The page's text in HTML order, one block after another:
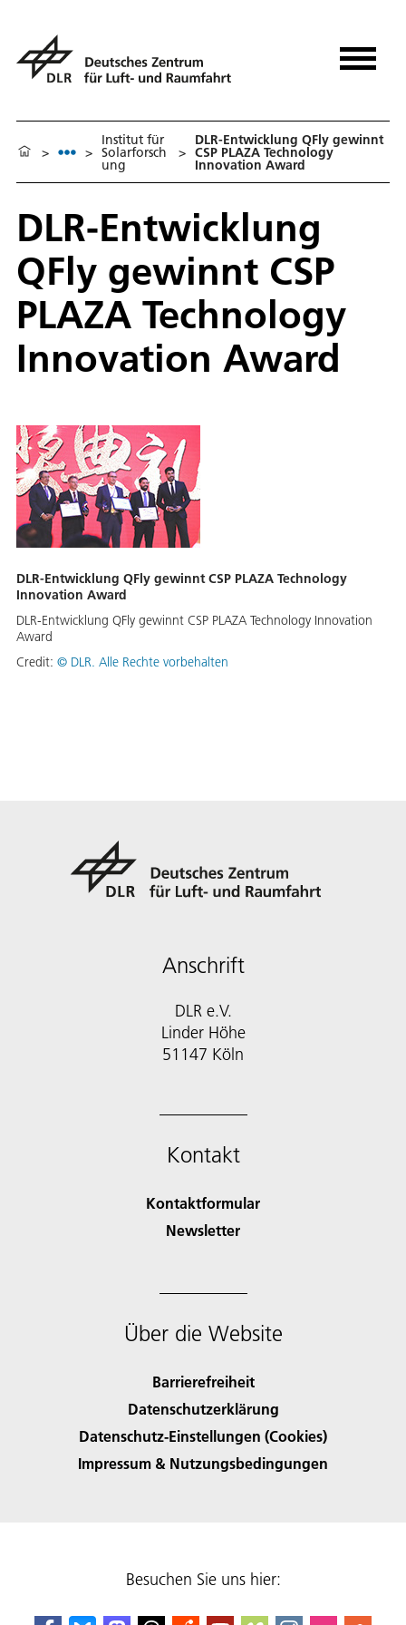
> >
Institut für
Solarforsch
ung
>
DLR-Entwicklung QFly gewinnt
CSP PLAZA Technology
Innovation Award
DLR-Entwicklung
QFly gewinnt CSP
PLAZA Technology
Innovation Award
DLR-Entwicklung QFly gewinnt CSP PLAZA Technology
Innovation Award
DLR-Entwicklung QFly gewinnt CSP PLAZA Technology Innovation
Award
Credit: © DLR. Alle Rechte vorbehalten
Anschrift
DLR e.V.
Linder Höhe
51147 Köln
Kontakt
Kontaktformular
Newsletter
Über die Website
Barrierefreiheit
Datenschutzerklärung
Datenschutz-Einstellungen (Cookies)
Impressum & Nutzungsbedingungen
Besuchen Sie uns hier: